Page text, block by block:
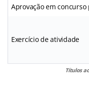
Aprovação em
Exercício de atividade
Títulos